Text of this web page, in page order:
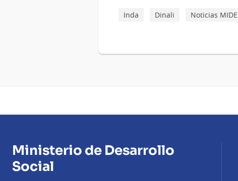
Inda Dinali Noticias
Ministerio de Desarrollo
Social